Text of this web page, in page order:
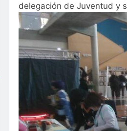
delegación de Juventud y